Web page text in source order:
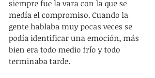
siempre fue la vara con la que se
medía el compromiso. Cuando la
gente hablaba muy pocas veces se
podía identificar una emoción, más
bien era todo medio frío y todo
terminaba tarde.